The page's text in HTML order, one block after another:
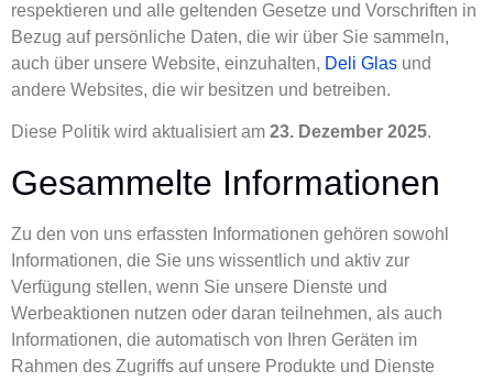
respektieren und alle geltenden Gesetze und Vorschriften in
Bezug auf persönliche Daten, die wir über Sie sammeln,
auch über unsere Website, einzuhalten, Deli Glas und
andere Websites, die wir besitzen und betreiben.
Diese Politik wird aktualisiert am 23. Dezember 2025.
Gesammelte Informationen
Zu den von uns erfassten Informationen gehören sowohl
Informationen, die Sie uns wissentlich und aktiv zur
Verfügung stellen, wenn Sie unsere Dienste und
Werbeaktionen nutzen oder daran teilnehmen, als auch
Informationen, die automatisch von Ihren Geräten im
Rahmen des Zugriffs auf unsere Produkte und Dienste